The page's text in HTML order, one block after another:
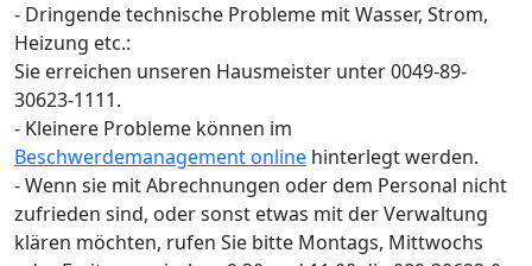
- Dringende technische Probleme mit Wasser, Strom,
Heizung etc.:
Sie erreichen unseren Hausmeister unter 0049-89-
30623-1111.
- Kleinere Probleme können im
Beschwerdemanagement online hinterlegt werden.
- Wenn sie mit Abrechnungen oder dem Personal nicht
zufrieden sind, oder sonst etwas mit der Verwaltung
klären möchten, rufen Sie bitte Montags, Mittwochs